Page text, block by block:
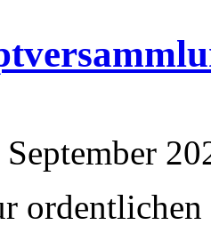
September